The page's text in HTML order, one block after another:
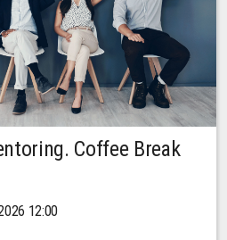
Coffee Break
12:00